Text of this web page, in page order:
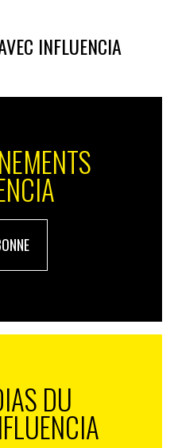
INFLUENCIA
DU